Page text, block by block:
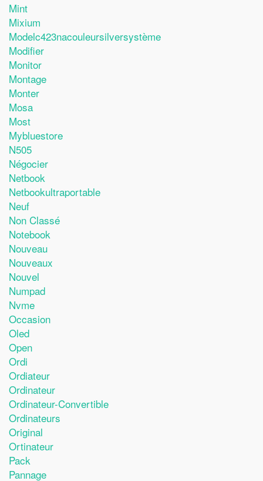
Mint
Mixium
Modelc423nacouleursilversystème
Modifier
Monitor
Montage
Monter
Mosa
Most
Mybluestore
N505
Négocier
Netbook
Netbookultraportable
Neuf
Non Classé
Notebook
Nouveau
Nouveaux
Nouvel
Numpad
Nvme
Occasion
Oled
Open
Ordi
Ordiateur
Ordinateur
Ordinateur-Convertible
Ordinateurs
Original
Ortinateur
Pack
Pannage